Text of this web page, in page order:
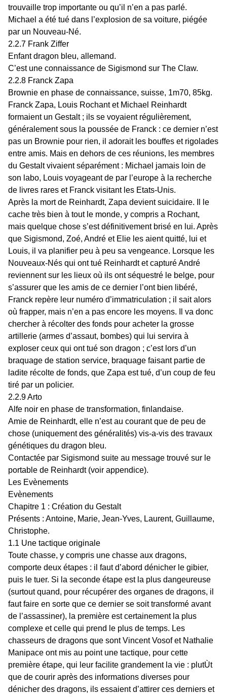
trouvaille trop importante ou qu’il n’en a pas parlé.
Michael a été tué dans l’explosion de sa voiture, piégée
par un Nouveau-Né.
2.2.7 Frank Ziffer
Enfant dragon bleu, allemand.
C’est une connaissance de Sigismond sur The Claw.
2.2.8 Franck Zapa
Brownie en phase de connaissance, suisse, 1m70, 85kg.
Franck Zapa, Louis Rochant et Michael Reinhardt
formaient un Gestalt ; ils se voyaient régulièrement,
généralement sous la poussée de Franck : ce dernier n’est
pas un Brownie pour rien, il adorait les bouffes et rigolades
entre amis. Mais en dehors de ces réunions, les membres
du Gestalt vivaient séparément : Michael jamais loin de
son labo, Louis voyageant de par l’europe à la recherche
de livres rares et Franck visitant les Etats-Unis.
Après la mort de Reinhardt, Zapa devient suicidaire. Il le
cache très bien à tout le monde, y compris a Rochant,
mais quelque chose s’est définitivement brisé en lui. Après
que Sigismond, Zoé, André et Elie les aient quitté, lui et
Louis, il va planifier peu à peu sa vengeance. Lorsque les
Nouveaux-Nés qui ont tué Reinhardt et capturé André
reviennent sur les lieux où ils ont séquestré le belge, pour
s’assurer que les amis de ce dernier l’ont bien libéré,
Franck repère leur numéro d’immatriculation ; il sait alors
où frapper, mais n’en a pas encore les moyens. Il va donc
chercher à récolter des fonds pour acheter la grosse
artillerie (armes d’assaut, bombes) qui lui servira à
exploser ceux qui ont tué son dragon ; c’est lors d’un
braquage de station service, braquage faisant partie de
ladite récolte de fonds, que Zapa est tué, d’un coup de feu
tiré par un policier.
2.2.9 Arto
Alfe noir en phase de transformation, finlandaise.
Amie de Reinhardt, elle n’est au courant que de peu de
chose (uniquement des généralités) vis-a-vis des travaux
génétiques du dragon bleu.
Contactée par Sigismond suite au message trouvé sur le
portable de Reinhardt (voir appendice).
Les Evènements
Evènements
Chapitre 1 : Création du Gestalt
Présents : Antoine, Marie, Jean-Yves, Laurent, Guillaume,
Christophe.
1.1 Une tactique originale
Toute chasse, y compris une chasse aux dragons,
comporte deux étapes : il faut d’abord dénicher le gibier,
puis le tuer. Si la seconde étape est la plus dangeureuse
(surtout quand, pour récupérer des organes de dragons, il
faut faire en sorte que ce dernier se soit transformé avant
de l’assassiner), la première est certainement la plus
complexe et celle qui prend le plus de temps. Les
chasseurs de dragons que sont Vincent Vosof et Nathalie
Manipace ont mis au point une tactique, pour cette
première étape, qui leur facilite grandement la vie : plutÙt
que de courir après des informations diverses pour
dénicher des dragons, ils essaient d’attirer ces derniers et